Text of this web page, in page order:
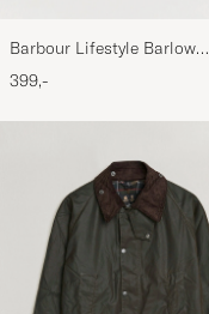
Barbour Lifestyle Barlow
Herringbone Cap Olive
399,-